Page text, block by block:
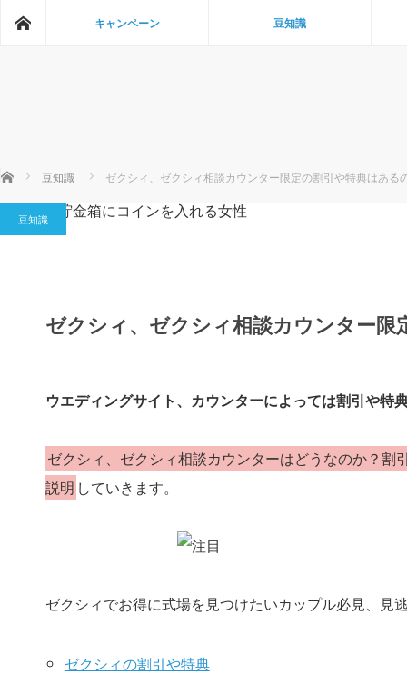
キャンペーン 豆知識
ホーム 豆知識 ゼクシィ、ゼクシィ相談カウンター限定の割引や特典はある
豆知識
ゼクシィ、ゼクシィ相談カウンター限
ウエディングサイト、カウンターによっては割引や特
ゼクシィ、ゼクシィ相談カウンターはどうなのか？割
説明 していきます。
ゼクシィでお得に式場を見つけたいカップル必見、見
ゼクシィの割引や特典